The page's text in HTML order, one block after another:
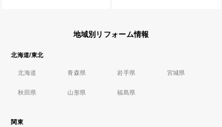
地域別リフォーム情報
北海道/東北
北海道 青森県 岩手県 宮城県
秋田県 山形県 福島県
関東